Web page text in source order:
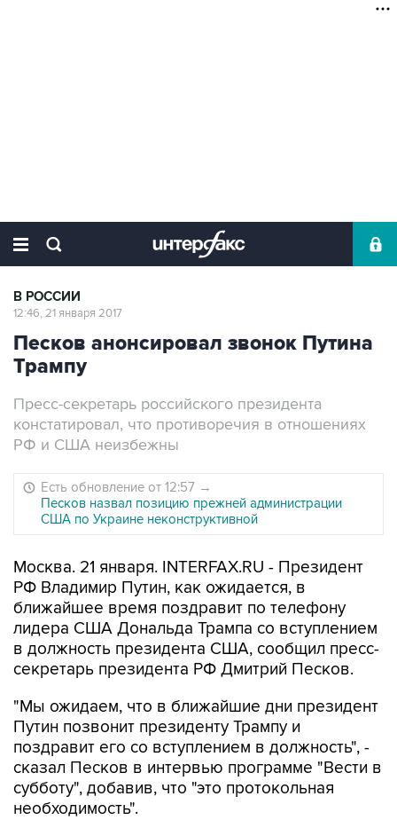
В РОССИИ
12:46, 21 января 2017
Песков анонсировал звонок Путина
Трампу
Пресс-секретарь российского президента
констатировал, что противоречия в отношениях
РФ и США неизбежны
Есть обновление от 12:57 →
Песков назвал позицию прежней администрации
США по Украине неконструктивной
Москва. 21 января. INTERFAX.RU - Президент
РФ Владимир Путин, как ожидается, в
ближайшее время поздравит по телефону
лидера США Дональда Трампа со вступлением
в должность президента США, сообщил пресс-
секретарь президента РФ Дмитрий Песков.
"Мы ожидаем, что в ближайшие дни президент
Путин позвонит президенту Трампу и
поздравит его со вступлением в должность", -
сказал Песков в интервью программе "Вести в
субботу", добавив, что "это протокольная
необходимость".